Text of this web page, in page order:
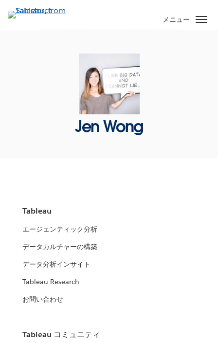
イ
メニュー
Jen Wong
Tableau
エージェンティック分析
データカルチャーの構築
データ分析インサイト
Tableau Research
お問い合わせ
Tableau コミュニティ